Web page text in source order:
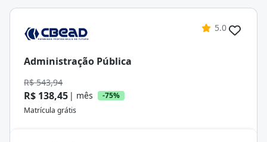
5.0
Administração Pública
R$ 543,94
R$ 138,45 | mês
-75%
Matrícula grátis